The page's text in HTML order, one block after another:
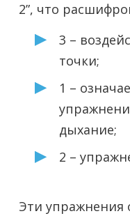
2”, что
3 –
точки;
1 –
дыхание;
2 –
Эти упражнения